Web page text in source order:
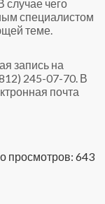
случае чего
специалистом
теме.
запись на
245-07-70. В
почта
просмотров: 643